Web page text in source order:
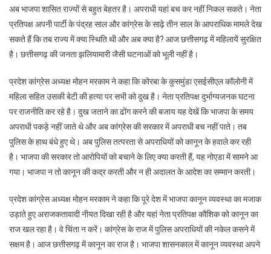
राज
को
याद
छत्तीसगढ़
बदल
चुका
कांग्रेस’
अब भाजपा शासित राज्यों से बहुत बेहतर है। अपराधी यहां बच कर नहीं निकल सकते। नेता
प्रतिपक्ष अपनी पार्टी के पंद्रह साल और कांग्रेस के साढ़े तीन साल के आपराधिक मामले देख
सकते हैं कि तब राज्य में क्या स्थिति थी और अब क्या है? आज छत्तीसगढ़ में महिलायें सुरक्षित
है। छत्तीसगढ़ की जनता झलियामारी जैसी घटनाओं को भूली नहीं है।
प्रदेश कांग्रेस अध्यक्ष मोहन मरकाम ने कहा कि कोरबा के कुसमुंडा एसईसीएल कॉलोनी में
महिला सहित उसकी बेटी की हत्या पर सभी को दुख है। नेता प्रतिपक्ष दुर्भाग्यजनक घटना
पर राजनीति कर रहे है। दुख जताने का ढोंग करने की बजाय यह देखें कि भाजपा के समय
अपराधी पकड़े नहीं जाते थे और अब कांग्रेस की सरकार में अपराधी बच नहीं पाते। तब
पुलिस के हाथ बंधे हुए थे। अब पुलिस तत्परता से अपराधियों को कानून के हवाले कर रही
है। भाजपा की सरकार तो आरोपियों को बचाने के लिए क्या करती हैं, यह नोएडा में सामने आ
गया। भाजपा न तो कानून की कद्र करती और न ही अदालत के आदेश का सम्मान करती।
प्रदेश कांग्रेस अध्यक्ष मोहन मरकाम ने कहा कि पूरे देश में भाजपा कानून व्यवस्था का मजाक
उड़ाते हुए अराजकतावादी नीयत दिखा रही है और यहां नेता प्रतिपक्ष कौशिक को कानून का
राज खल रहा है। वे चिंता न करें। कांग्रेस के राज में पुलिस अपराधियों की नकेल कसने में
सक्षम है। आज छत्तीसगढ़ में कानून का राज है। भाजपा शासनकाल में कानून व्यवस्था अपने